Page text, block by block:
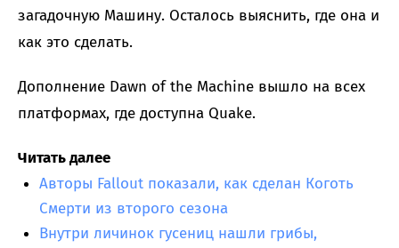
загадочную Машину. Осталось выяснить, где она и
как это сделать.
Дополнение Dawn of the Machine вышло на всех
платформах, где доступна Quake.
Читать далее
Авторы Fallout показали, как сделан Коготь
Смерти из второго сезона
Внутри личинок гусениц нашли грибы,